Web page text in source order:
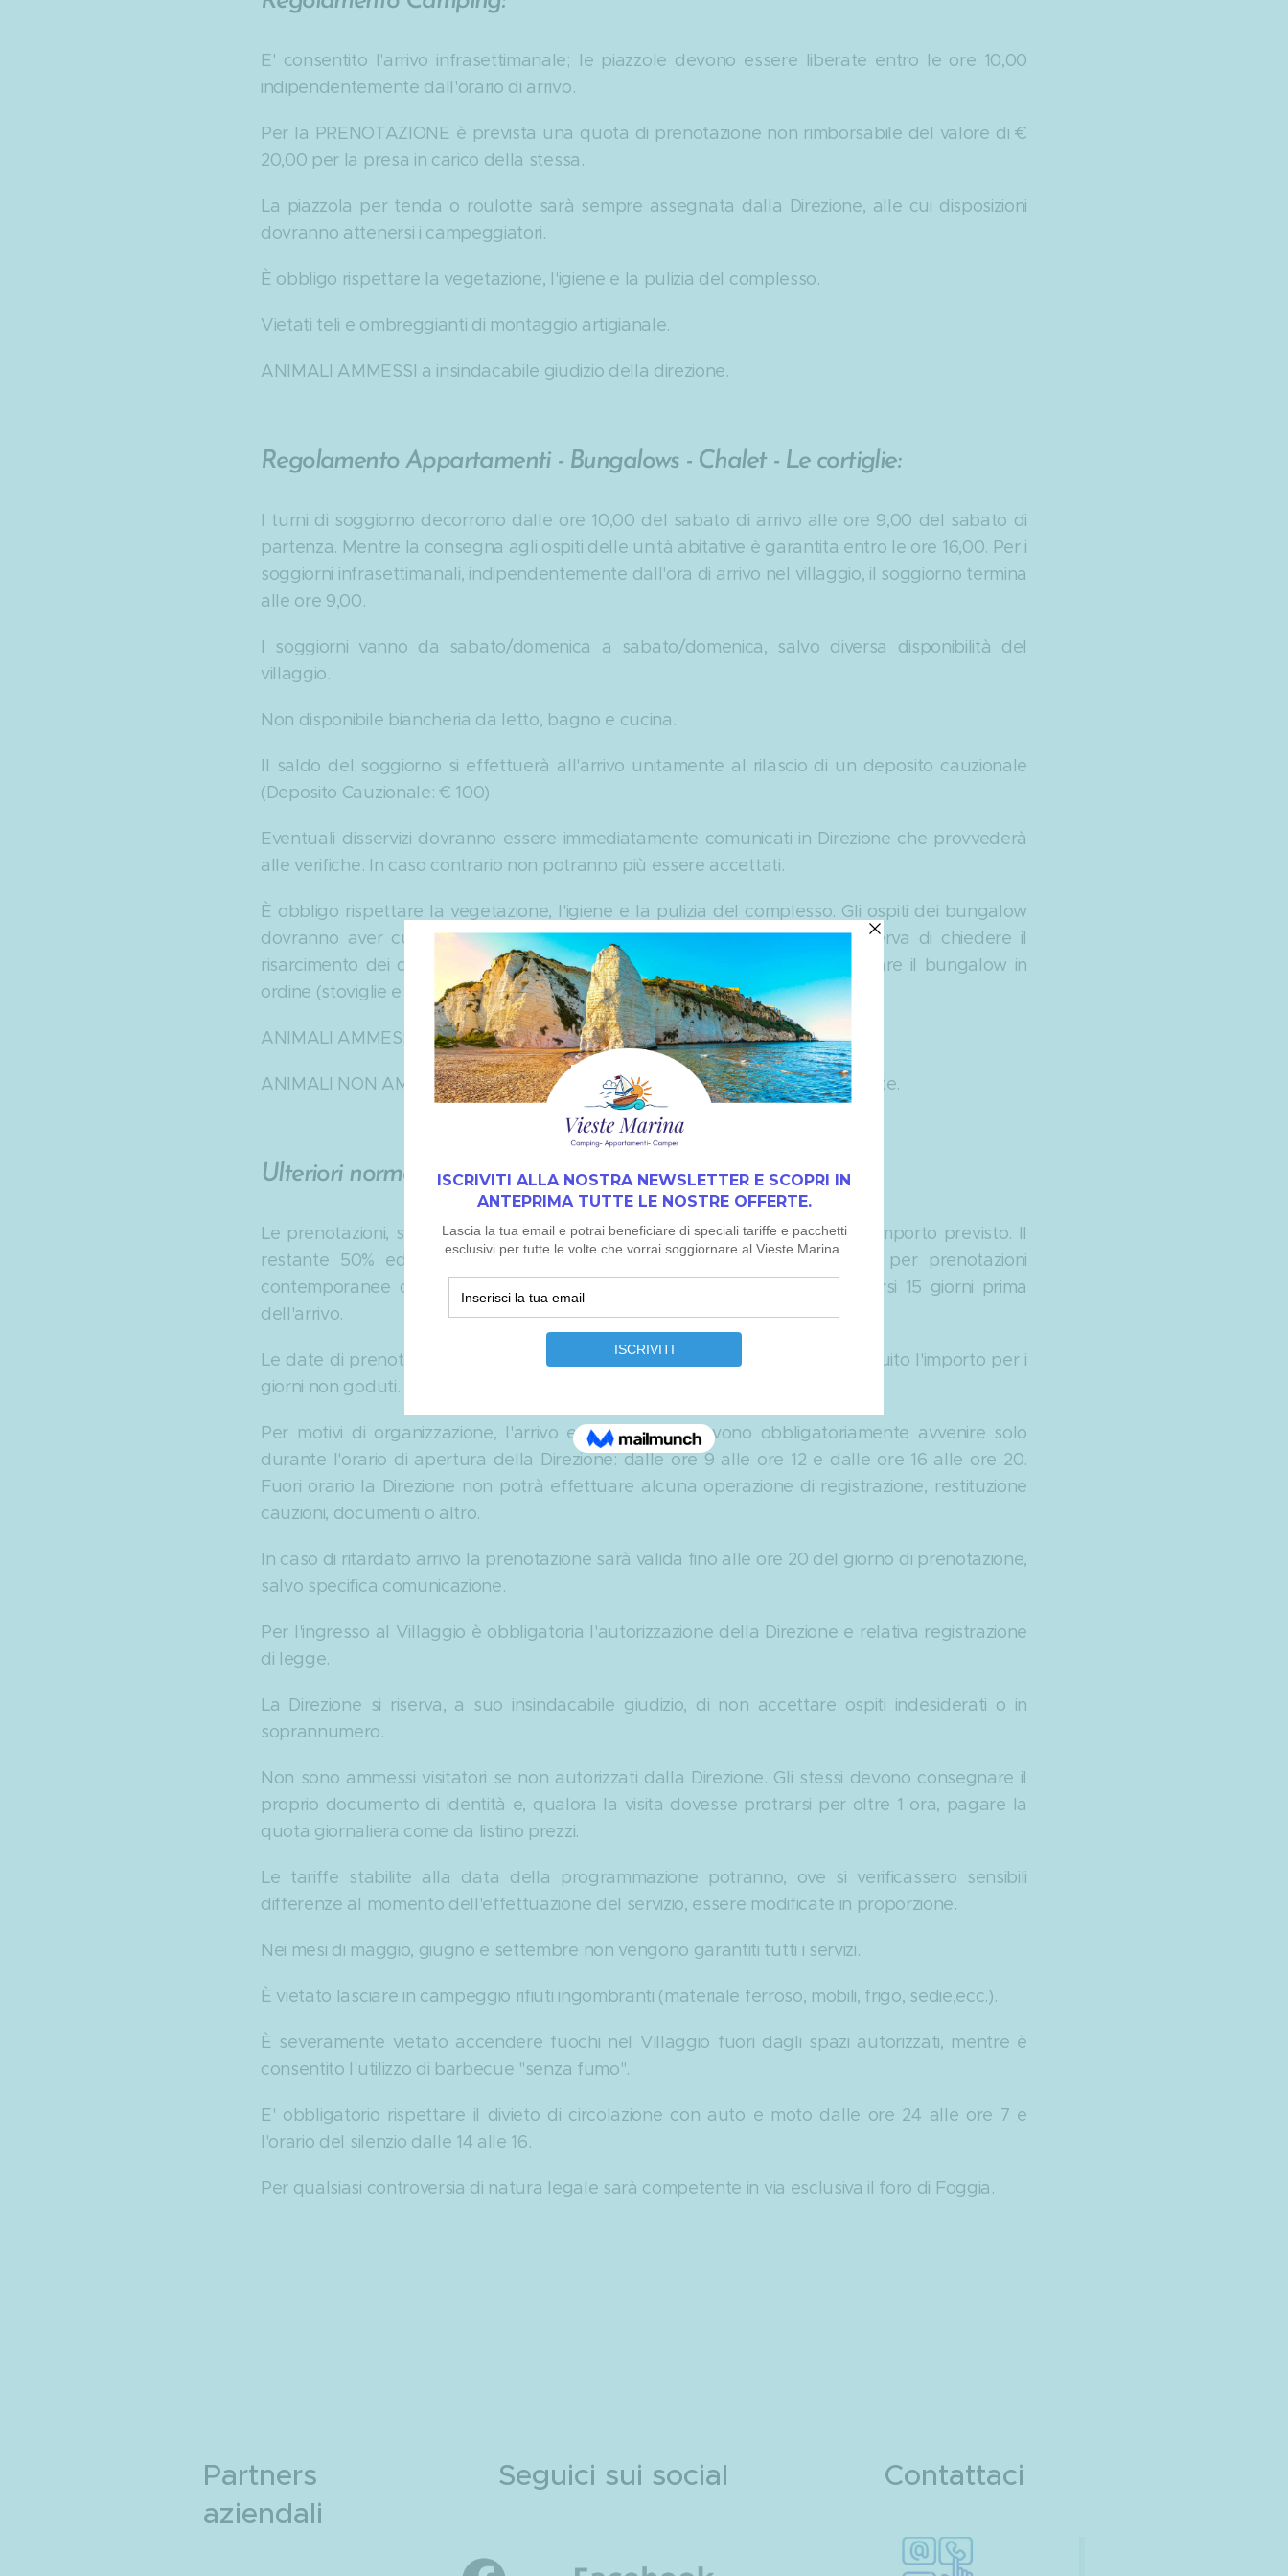
E' consentito l'arrivo infrasettimanale; le piazzole devono essere liberate entro le ore 10,00
indipendentemente dall'orario di arrivo.
Per la PRENOTAZIONE è prevista una quota di prenotazione non rimborsabile del valore di €
20,00 per la presa in carico della stessa.
La piazzola per tenda o roulotte sarà sempre assegnata dalla Direzione, alle cui disposizioni
dovranno attenersi i campeggiatori.
È obbligo rispettare la vegetazione, l'igiene e la pulizia del complesso.
Vietati teli e ombreggianti di montaggio artigianale.
ANIMALI AMMESSI a insindacabile giudizio della direzione.
Regolamento Appartamenti - Bungalows - Chalet - Le cortiglie:
I turni di soggiorno decorrono dalle ore 10,00 del sabato di arrivo alle ore 9,00 del sabato di
partenza. Mentre la consegna agli ospiti delle unità abitative è garantita entro le ore 16,00. Per i
soggiorni infrasettimanali, indipendentemente dall'ora di arrivo nel villaggio, il soggiorno termina
alle ore 9,00.
I soggiorni vanno da sabato/domenica a sabato/domenica, salvo diversa disponibilità del
villaggio.
Non disponibile biancheria da letto, bagno e cucina.
Il saldo del soggiorno si effettuerà all'arrivo unitamente al rilascio di un deposito cauzionale
(Deposito Cauzionale: € 100)
Eventuali disservizi dovranno essere immediatamente comunicati in Direzione che provvederà
alle verifiche. In caso contrario non potranno più essere accettati.
È obbligo rispettare la vegetazione, l'igiene e la pulizia del complesso. Gli ospiti dei bungalow
dovranno aver cura di quanto loro dato in dotazione. La Direzione si riserva di chiedere il
risarcimento dei danni e degli oggetti rotti. Inoltre gli ospiti dovranno lasciare il bungalow in
ordine (stoviglie e pentolame lavato) all'atto della partenza.
ANIMALI AMMESSI in tutti gli appartamenti in muratura.
ANIMALI NON AMMESSI SOLO NEGLI CHALETS, nella zona piscina e ristorante.
Ulteriori norme Camping & Appartamenti:
Le prenotazioni, se accettate, saranno valide solo a ricezione del 50% dell'importo previsto. Il
restante 50% ed i supplementi dovranno essere saldati all'arrivo. Solo per prenotazioni
contemporanee di 3 o più unità abitative/piazzole il saldo dovrà effettuarsi 15 giorni prima
dell'arrivo.
Le date di prenotazione si intendono impegnative e pertanto non sarà restituito l'importo per i
giorni non goduti.
Per motivi di organizzazione, l'arrivo e la partenza devono obbligatoriamente avvenire solo
durante l'orario di apertura della Direzione: dalle ore 9 alle ore 12 e dalle ore 16 alle ore 20.
Fuori orario la Direzione non potrà effettuare alcuna operazione di registrazione, restituzione
cauzioni, documenti o altro.
In caso di ritardato arrivo la prenotazione sarà valida fino alle ore 20 del giorno di prenotazione,
salvo specifica comunicazione.
Per l'ingresso al Villaggio è obbligatoria l'autorizzazione della Direzione e relativa registrazione
di legge.
La Direzione si riserva, a suo insindacabile giudizio, di non accettare ospiti indesiderati o in
soprannumero.
Non sono ammessi visitatori se non autorizzati dalla Direzione. Gli stessi devono consegnare il
proprio documento di identità e, qualora la visita dovesse protrarsi per oltre 1 ora, pagare la
quota giornaliera come da listino prezzi.
Le tariffe stabilite alla data della programmazione potranno, ove si verificassero sensibili
differenze al momento dell'effettuazione del servizio, essere modificate in proporzione.
Nei mesi di maggio, giugno e settembre non vengono garantiti tutti i servizi.
È vietato lasciare in campeggio rifiuti ingombranti (materiale ferroso, mobili, frigo, sedie,ecc.).
È severamente vietato accendere fuochi nel Villaggio fuori dagli spazi autorizzati, mentre è
consentito l'utilizzo di barbecue "senza fumo".
E' obbligatorio rispettare il divieto di circolazione con auto e moto dalle ore 24 alle ore 7 e
l'orario del silenzio dalle 14 alle 16.
Per qualsiasi controversia di natura legale sarà competente in via esclusiva il foro di Foggia.
Partners
aziendali
Seguici sui social Contattaci